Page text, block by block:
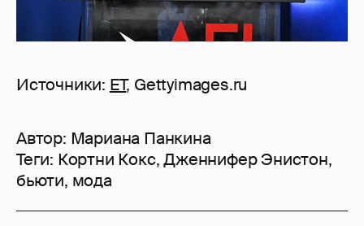
Источники: ET, Gettyimages.ru
Автор: Мариана Панкина
Теги: Кортни Кокс,Дженнифер Энистон,
бьюти, мода